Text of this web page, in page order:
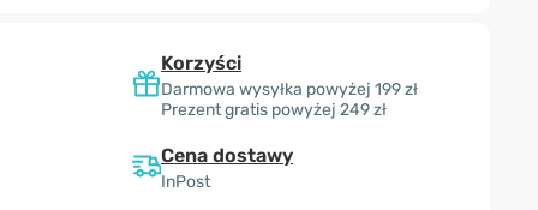
Korzyści
Darmowa wysyłka powyżej 199 zł
Prezent gratis powyżej 249 zł
Cena dostawy
InPost